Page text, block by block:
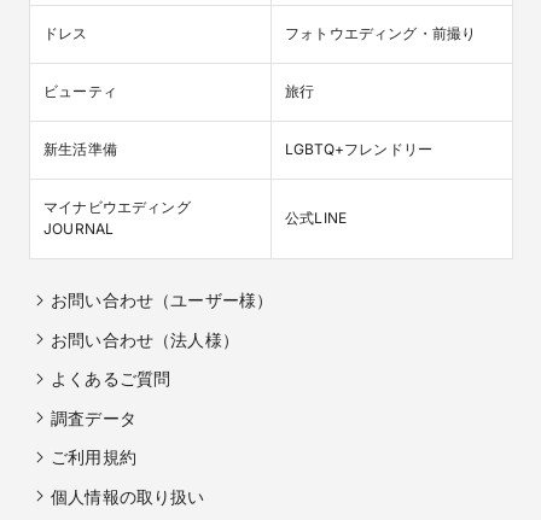
ドレス フォトウエディング・前撮り
ビューティ 旅行
新生活準備 LGBTQ+フレンドリー
マイナビウエディング
JOURNAL
公式LINE
お問い合わせ（ユーザー様）
お問い合わせ（法人様）
よくあるご質問
調査データ
ご利用規約
個人情報の取り扱い